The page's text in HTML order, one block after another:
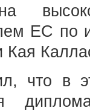
ЕС по
Кая
что в